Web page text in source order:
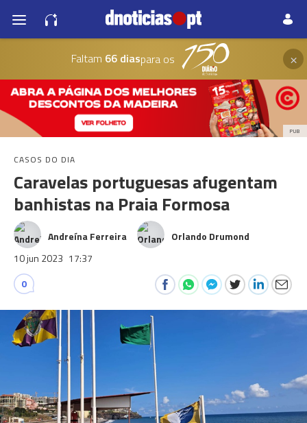
Faltam 66 diaspara os ×
PUB
CASOS DO DIA
Caravelas portuguesas afugentam
banhistas na Praia Formosa
Andreína Ferreira
Orlando Drumond
10 jun 2023 17:37
0